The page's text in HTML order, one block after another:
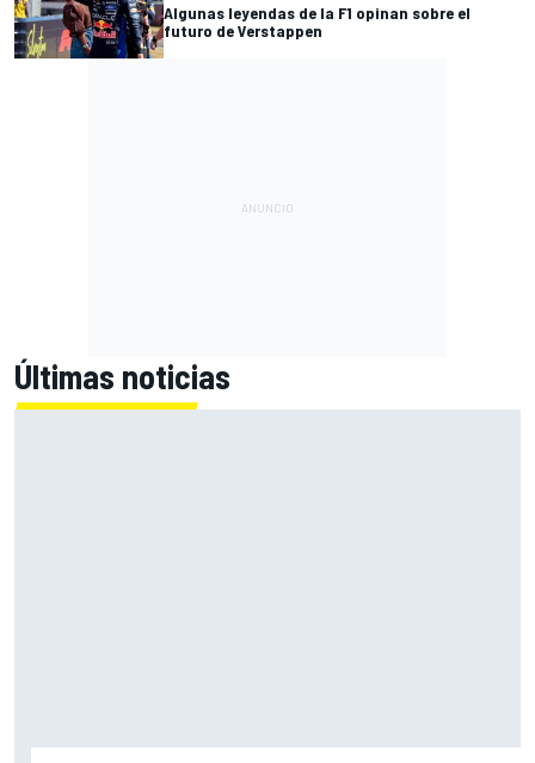
Algunas leyendas de la F1 opinan sobre el
futuro de Verstappen
Últimas noticias